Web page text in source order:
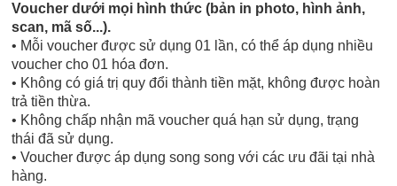
Voucher dưới mọi hình thức (bản in photo, hình ảnh,
scan, mã số...).
• Mỗi voucher được sử dụng 01 lần, có thể áp dụng nhiều
voucher cho 01 hóa đơn.
• Không có giá trị quy đổi thành tiền mặt, không được hoàn
trả tiền thừa.
• Không chấp nhận mã voucher quá hạn sử dụng, trạng
thái đã sử dụng.
• Voucher được áp dụng song song với các ưu đãi tại nhà
hàng.